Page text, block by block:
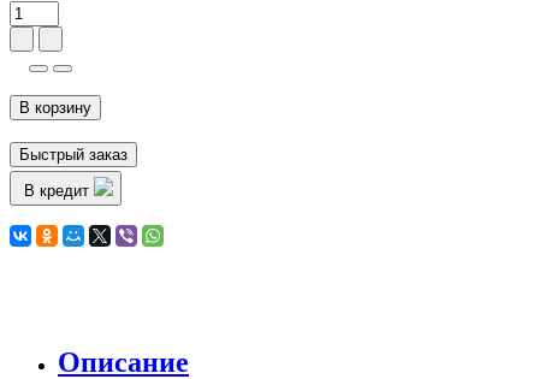
В корзину
Быстрый заказ
В кредит
Описание